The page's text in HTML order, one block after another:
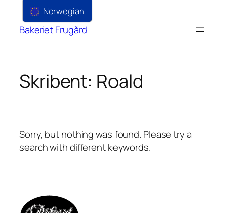
Bakeriet Frugård
Skribent: Roald
Sorry, but nothing was found. Please try a
search with different keywords.
Norwegian